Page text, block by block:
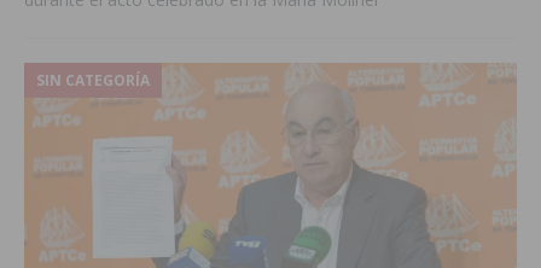
SIN CATEGORÍA